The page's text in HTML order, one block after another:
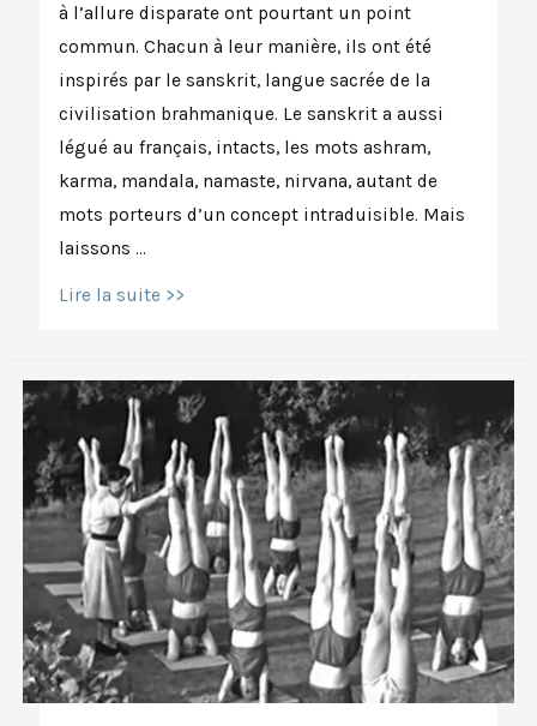
à l’allure disparate ont pourtant un point
commun. Chacun à leur manière, ils ont été
inspirés par le sanskrit, langue sacrée de la
civilisation brahmanique. Le sanskrit a aussi
légué au français, intacts, les mots ashram,
karma, mandala, namaste, nirvana, autant de
mots porteurs d’un concept intraduisible. Mais
laissons …
Pourquoi
:
4
et
3000
ans
d’histoire
Lire la suite >>